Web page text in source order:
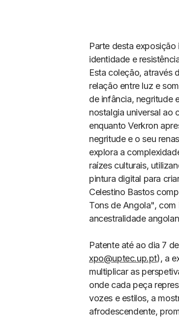
Parte desta exposição
identidade e
Esta coleção, através
relação entre luz e
de infância, negritude
nostalgia universal ao
enquanto Verkron
negritude e o seu
explora a
raízes culturais,
pintura digital para
Celestino Bastos
Tons de Angola", com
ancestralidade
Patente até ao dia 7
xpo@uptec.up.pt), a
multiplicar as
onde cada peça
vozes e estilos, a
afrodescendente,